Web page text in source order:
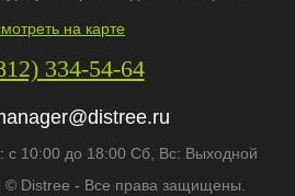
на карте
334-54-64
с 10:00 до 18:00 Сб, Вс: Выходной
© Distree - Все права защищены.